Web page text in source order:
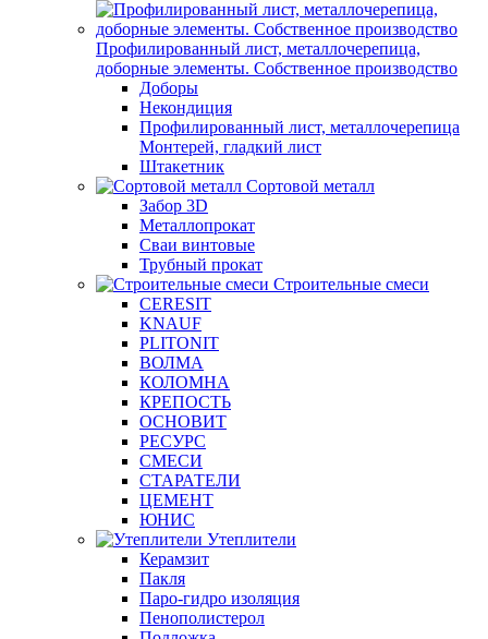
Профилированный лист, металлочерепица,
доборные элементы. Собственное производство
Доборы
Некондиция
Профилированный лист, металлочерепица
Монтерей, гладкий лист
Штакетник
Сортовой металл
Забор 3D
Металлопрокат
Сваи винтовые
Трубный прокат
Строительные смеси
CERESIT
KNAUF
PLITONIT
ВОЛМА
КОЛОМНА
КРЕПОСТЬ
ОСНОВИТ
РЕСУРС
СМЕСИ
СТАРАТЕЛИ
ЦЕМЕНТ
ЮНИС
Утеплители
Керамзит
Пакля
Паро-гидро изоляция
Пенополистерол